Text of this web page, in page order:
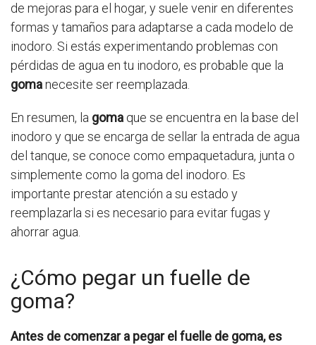
de mejoras para el hogar, y suele venir en diferentes
formas y tamaños para adaptarse a cada modelo de
inodoro. Si estás experimentando problemas con
pérdidas de agua en tu inodoro, es probable que la
gomanecesite ser reemplazada.
En resumen, la goma que se encuentra en la base del
inodoro y que se encarga de sellar la entrada de agua
del tanque, se conoce como empaquetadura, junta o
simplemente como la goma del inodoro. Es
importante prestar atención a su estado y
reemplazarla si es necesario para evitar fugas y
ahorrar agua.
¿Cómo pegar un fuelle de
goma?
Antes de comenzar a pegar el fuelle de goma, es